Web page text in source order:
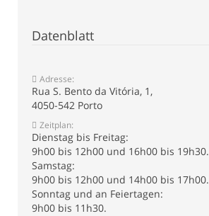
Datenblatt
Adresse:
Rua S. Bento da Vitória, 1,
4050-542 Porto
Zeitplan:
Dienstag bis Freitag:
9h00 bis 12h00 und 16h00 bis 19h30.
Samstag:
9h00 bis 12h00 und 14h00 bis 17h00.
Sonntag und an Feiertagen:
9h00 bis 11h30.